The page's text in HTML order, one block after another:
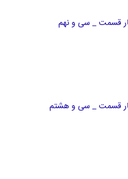
قسمت _ سی و نهم
قسمت _ سی و هشتم